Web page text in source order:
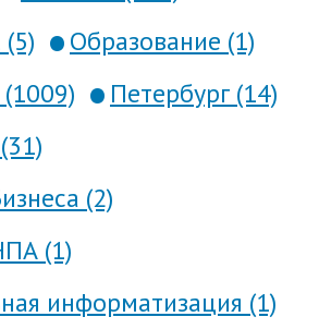
Образование (1)
Петербург (14)
(2)
(1)
информатизация (1)